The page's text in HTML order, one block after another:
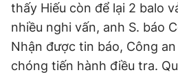
thấy Hiếu còn để lại 2 balo
nhiều nghi vấn, anh S. báo
Nhận được tin báo, Công an
chóng tiến hành điều tra.